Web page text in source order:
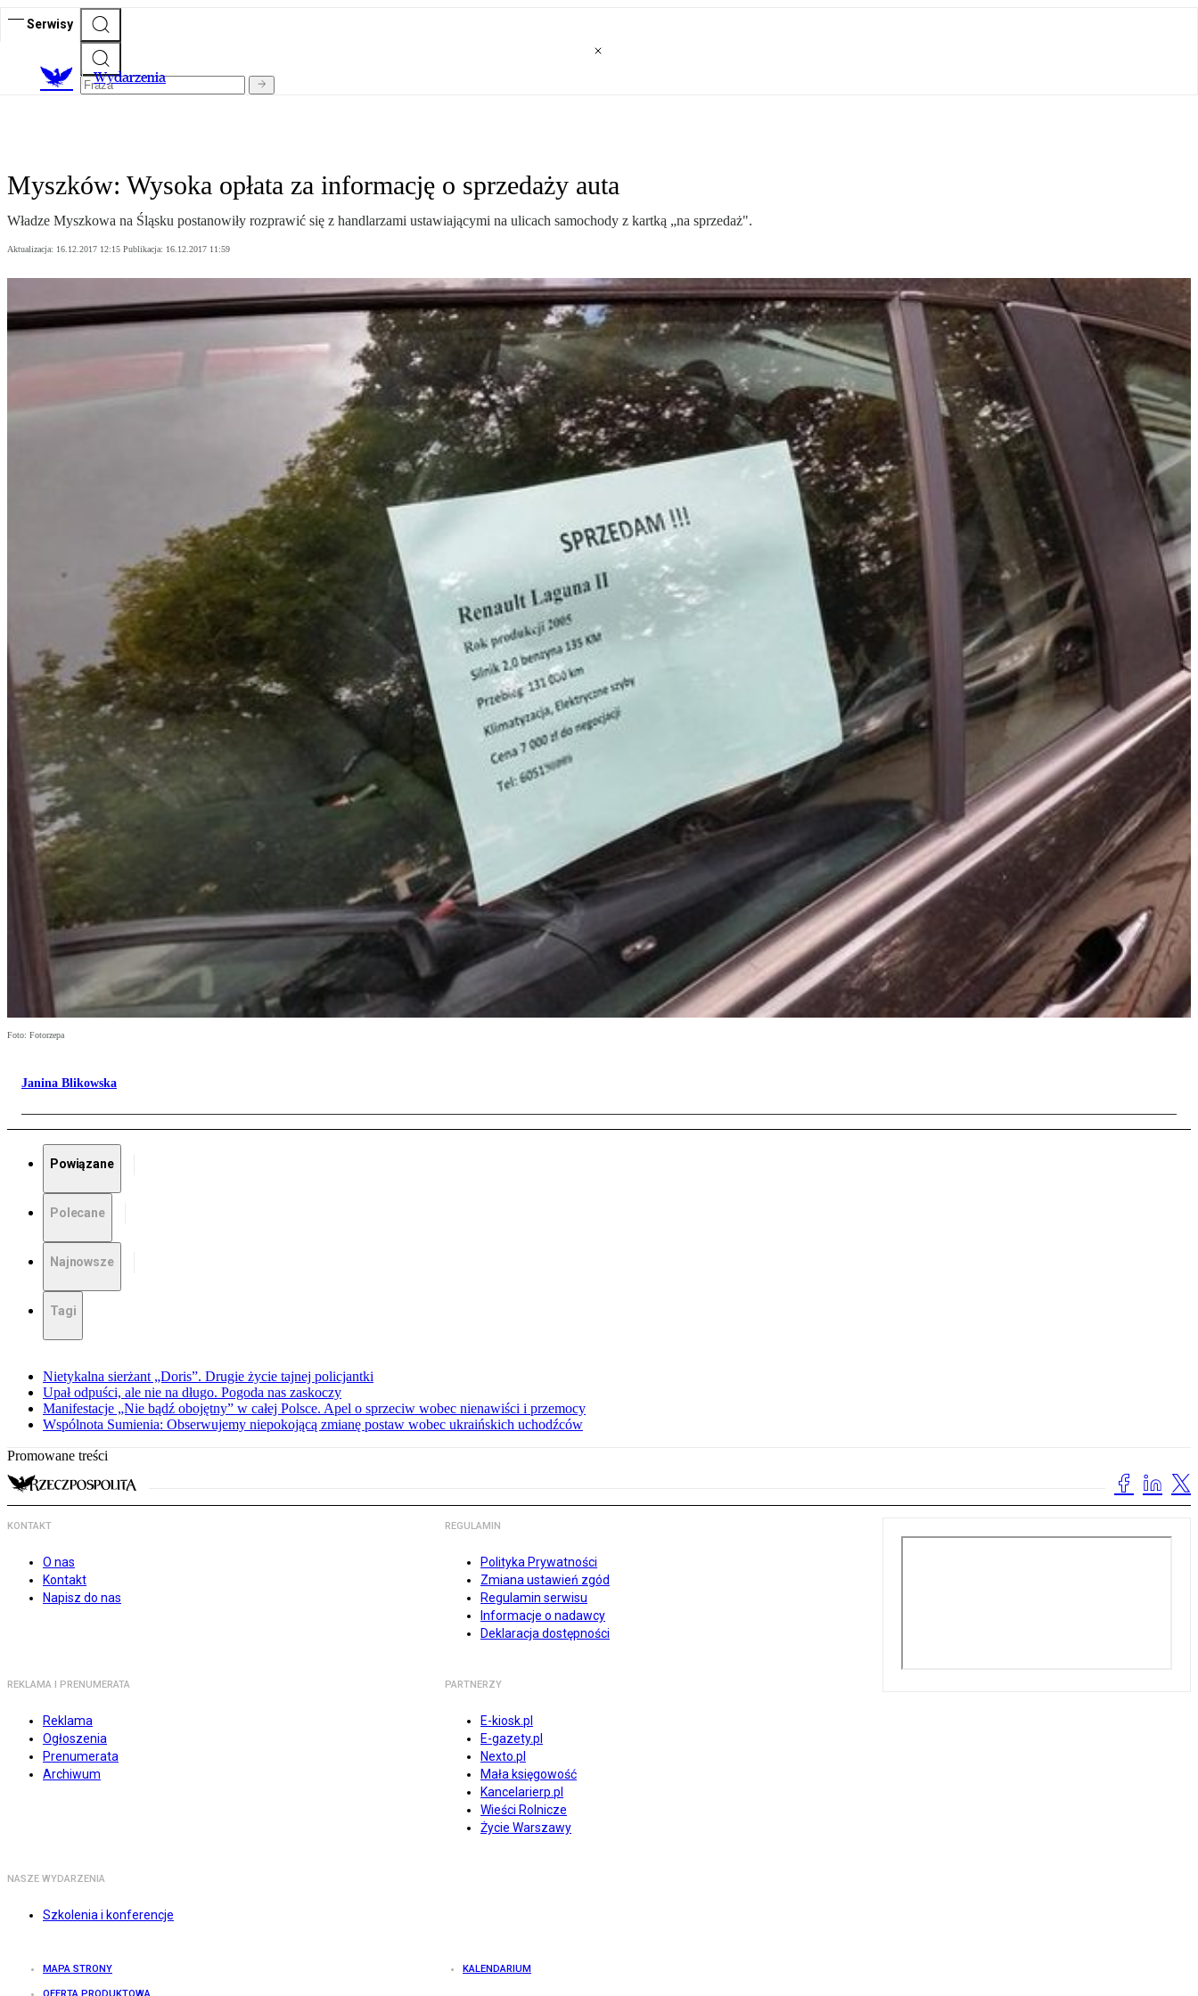
Serwisy
Wydarzenia
Myszków: Wysoka opłata za informację o sprzedaży auta
Władze Myszkowa na Śląsku postanowiły rozprawić się z handlarzami ustawiającymi na ulicach samochody z kartką „na sprzedaż".
Aktualizacja: 16.12.2017 12:15 Publikacja: 16.12.2017 11:59
Foto: Fotorzepa
Janina Blikowska
Powiązane
Polecane
Najnowsze
Tagi
Nietykalna sierżant „Doris”. Drugie życie tajnej policjantki
Upał odpuści, ale nie na długo. Pogoda nas zaskoczy
Manifestacje „Nie bądź obojętny” w całej Polsce. Apel o sprzeciw wobec nienawiści i przemocy
Wspólnota Sumienia: Obserwujemy niepokojącą zmianę postaw wobec ukraińskich uchodźców
Promowane treści
KONTAKT
O nas
Kontakt
Napisz do nas
REGULAMIN
Polityka Prywatności
Zmiana ustawień zgód
Regulamin serwisu
Informacje o nadawcy
Deklaracja dostępności
REKLAMA I PRENUMERATA
Reklama
Ogłoszenia
Prenumerata
Archiwum
PARTNERZY
E-kiosk.pl
E-gazety.pl
Nexto.pl
Mała księgowość
Kancelarierp.pl
Wieści Rolnicze
Życie Warszawy
NASZE WYDARZENIA
Szkolenia i konferencje
MAPA STRONY KALENDARIUM